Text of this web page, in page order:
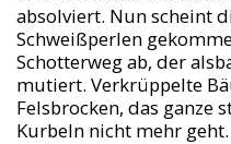
absolviert. Nun scheint
Schweißperlen
Schotterweg ab, der
mutiert. Verkrüppelte
Felsbrocken, das ganze
Kurbeln nicht mehr